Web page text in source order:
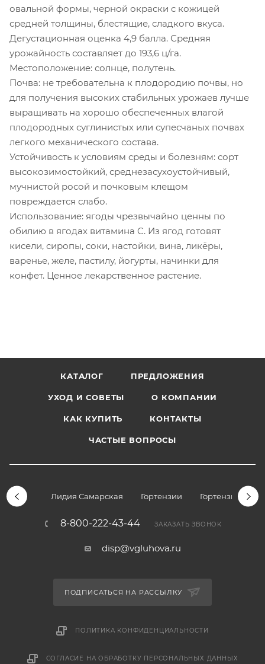
овальной формы, черной окраски с кожицей
средней толщины, блестящие, сладкого вкуса.
Дегустационная оценка 4,9 балла. Средняя
урожайность составляет до 193,6 ц/га.
Местоположение: солнце, полутень.
Почва: не требовательна к плодородию почвы, но
для получения высоких стабильных урожаев лучше
выращивать на хорошо обеспеченных влагой
плодородных суглинистых или супесчаных почвах
легкого механического состава.
Устойчивость к условиям среды и болезням: сорт
высокозимостойкий, среднезасухоустойчивый,
мучнистой росой и почковым клещом
повреждается слабо.
Использование: ягоды чрезвычайно ценны по
обилию в ягодах витамина C. Из ягод готовят
кисели, сиропы, соки, настойки, вина, ликёры,
варенье, желе, пастилу, йогурты, начинки для
конфет. Ценное лекарственное растение.
КАТАЛОГ ПРЕДЛОЖЕНИЯ
УХОД И СОВЕТЫ О КОМПАНИИ
КАК КУПИТЬ КОНТАКТЫ
ЧАСТЫЕ ВОПРОСЫ
Лидия Самарская Гортензии Гортензии
8-800-222-43-44 ЗАКАЗАТЬ ЗВОНОК
disp@vgluhova.ru
ПОДПИСАТЬСЯ НА РАССЫЛКУ
ПОЛИТИКА КОНФИДЕНЦИАЛЬНОСТИ
СОГЛАСИЕ НА ОБРАБОТКУ ПЕРСОНАЛЬНЫХ ДАННЫХ